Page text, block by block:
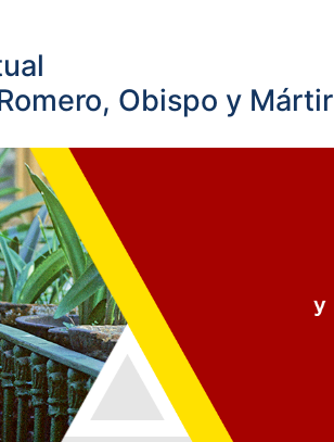
Obispo y Mártir